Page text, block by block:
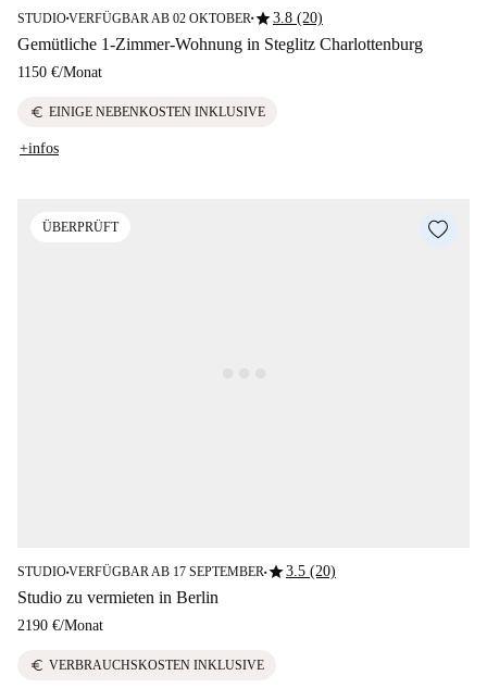
STUDIO■VERFÜGBAR AB 02 OKTOBER ■star3.8 (20)
Gemütliche 1-Zimmer-Wohnung in Steglitz Charlottenburg
1150 €/Monat
euro EINIGE NEBENKOSTEN INKLUSIVE
+infos
ÜBERPRÜFT
STUDIO■VERFÜGBAR AB 17 SEPTEMBER■star3.5 (20)
Studio zu vermieten in Berlin
2190 €/Monat
euro VERBRAUCHSKOSTEN INKLUSIVE